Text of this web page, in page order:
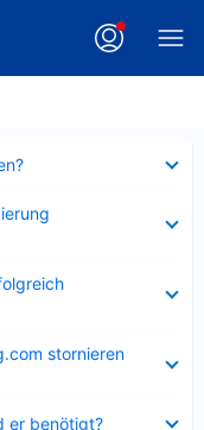
stornieren
er benötigt?